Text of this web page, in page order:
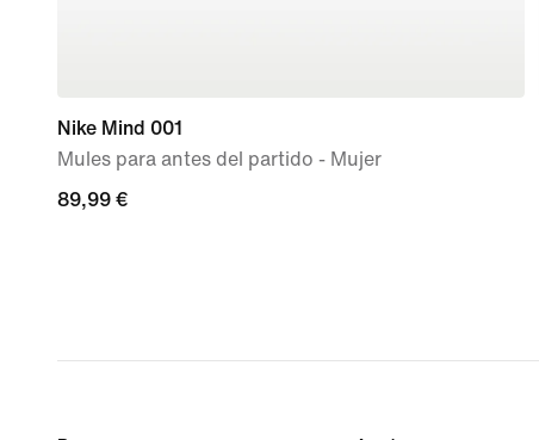
Nike Mind 001
Mules para antes del partido - Mujer
89,99 €
89,99 €